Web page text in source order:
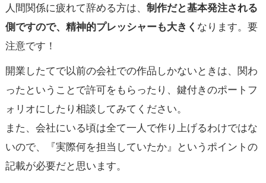
人間関係に疲れて辞める方は、 制作だと基本発注される
側ですので、精神的プレッシャーも大きく なります。要
注意です！
開業したてで以前の会社での作品しかないときは、関わ
ったということで許可をもらったり、鍵付きのポートフ
ォリオにしたり相談してみてください。
また、会社にいる頃は全て一人で作り上げるわけではな
いので、『実際何を担当していたか』というポイントの
記載が必要だと思います。